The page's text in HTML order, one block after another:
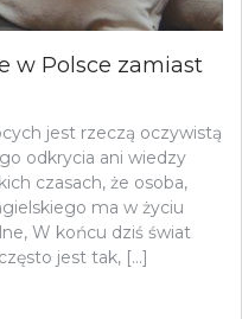
w Polsce zamiast
jest rzeczą oczywistą
odkrycia ani wiedzy
czasach, że osoba,
ma w życiu
W końcu dziś świat
jest tak, […]